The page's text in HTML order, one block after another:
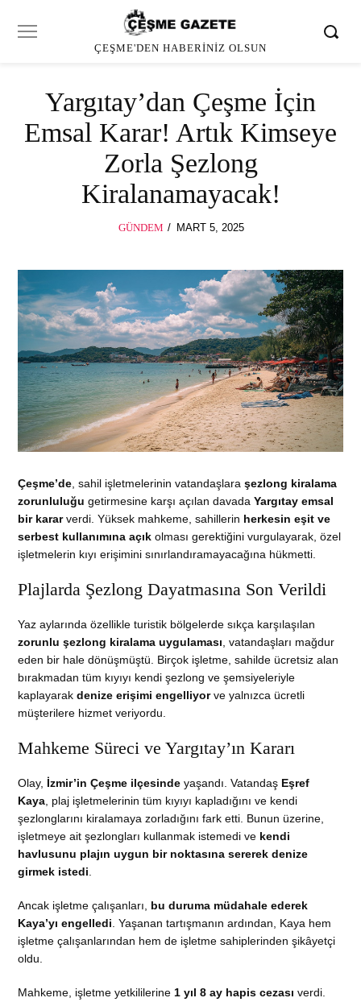
ÇEŞME'DEN HABERINIZ OLSUN
Yargıtay’dan Çeşme İçin
Emsal Karar! Artık Kimseye
Zorla Şezlong
Kiralanamayacak!
GÜNDEM
POSTED
MART 5, 2025
Çeşme’de , sahil işletmelerinin vatandaşlaraşezlong kiralama
zorunluluğu getirmesine karşı açılan davadaYargıtay emsal
bir kararverdi. Yüksek mahkeme, sahillerin herkesin eşit ve
serbest kullanımına açık olması gerektiğini vurgulayarak, özel
işletmelerin kıyı erişimini sınırlandıramayacağına hükmetti.
Plajlarda Şezlong Dayatmasına Son Verildi
Yaz aylarında özellikle turistik bölgelerde sıkça karşılaşılan
zorunlu şezlong kiralama uygulaması , vatandaşları mağdur
eden bir hale dönüşmüştü. Birçok işletme, sahilde ücretsiz alan
bırakmadan tüm kıyıyı kendi şezlong ve şemsiyeleriyle
kaplayarakdenize erişimi engelliyorve yalnızca ücretli
müşterilere hizmet veriyordu.
Mahkeme Süreci ve Yargıtay’ın Kararı
Olay, İzmir’in Çeşme ilçesinde yaşandı. Vatandaş Eşref
Kaya , plaj işletmelerinin tüm kıyıyı kapladığını ve kendi
şezlonglarını kiralamaya zorladığını fark etti. Bunun üzerine,
işletmeye ait şezlongları kullanmak istemedi ve kendi
havlusunu plajın uygun bir noktasına sererek denize
girmek istedi
Ancak işletme çalışanları, bu duruma müdahale ederek
Kaya’yı engelledi . Yaşanan tartışmanın ardından, Kaya hem
işletme çalışanlarından hem de işletme sahiplerinden şikâyetçi
oldu.
Mahkeme, işletme yetkililerine 1 yıl 8 ay hapis cezası verdi.